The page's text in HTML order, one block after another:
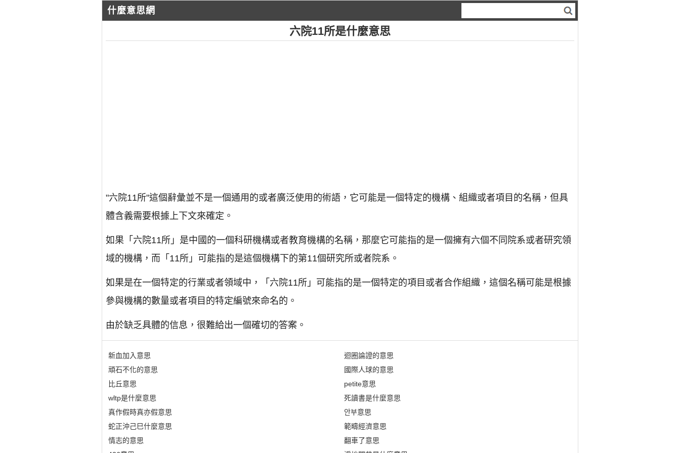
什麼意思網
六院11所是什麼意思
"六院11所"這個辭彙並不是一個通用的或者廣泛使用的術語，它可能是一個特定的機構、組織或者項目的名稱，但具
體含義需要根據上下文來確定。
如果「六院11所」是中國的一個科研機構或者教育機構的名稱，那麼它可能指的是一個擁有六個不同院系或者研究領
域的機構，而「11所」可能指的是這個機構下的第11個研究所或者院系。
如果是在一個特定的行業或者領域中，「六院11所」可能指的是一個特定的項目或者合作組織，這個名稱可能是根據
參與機構的數量或者項目的特定編號來命名的。
由於缺乏具體的信息，很難給出一個確切的答案。
新血加入意思
頑石不化的意思
比丘意思
wltp是什麼意思
真作假時真亦假意思
蛇正沖己巳什麼意思
情志的意思
迴圈論證的意思
國際人球的意思
petite意思
死讀書是什麼意思
안부意思
範疇經濟意思
翻車了意思